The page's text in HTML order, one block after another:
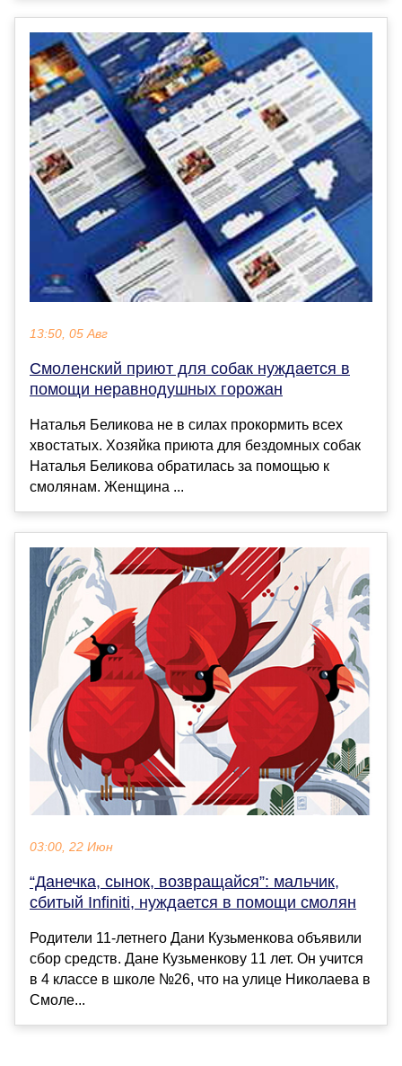
13:50, 05 Авг
Смоленский приют для собак нуждается в
помощи неравнодушных горожан
Наталья Беликова не в силах прокормить всех
хвостатых. Хозяйка приюта для бездомных собак
Наталья Беликова обратилась за помощью к
смолянам. Женщина ...
03:00, 22 Июн
“Данечка, сынок, возвращайся”: мальчик,
сбитый Infiniti, нуждается в помощи смолян
Родители 11-летнего Дани Кузьменкова объявили
сбор средств. Дане Кузьменкову 11 лет. Он учится
в 4 классе в школе №26, что на улице Николаева в
Смоле...